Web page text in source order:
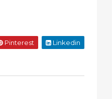
Pinterest Linkedin